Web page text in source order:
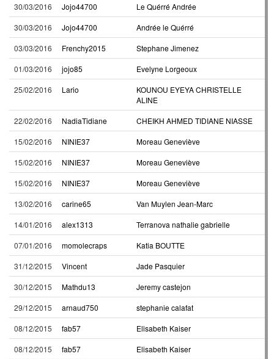
30/03/2016
Jojo44700
Le Quérré Andrée
30/03/2016
Jojo44700
Andrée le Quérré
03/03/2016
Frenchy2015
Stephane Jimenez
01/03/2016
jojo85
Evelyne Lorgeoux
25/02/2016
Lario
KOUNOU EYEYA CHRISTELLE
ALINE
22/02/2016
NadiaTidiane
CHEIKH AHMED TIDIANE NIASSE
15/02/2016
NINIE37
Moreau Geneviève
15/02/2016
NINIE37
Moreau Geneviève
15/02/2016
NINIE37
Moreau Geneviève
13/02/2016
carine65
Van Muylen Jean-Marc
14/01/2016
alex1313
Terranova nathalie gabrielle
07/01/2016
momolecraps
Katia BOUTTE
31/12/2015
Vincent
Jade Pasquier
30/12/2015
Mathdu13
Jeremy castejon
29/12/2015
arnaud750
stephanie calafat
08/12/2015
fab57
Elisabeth Kaiser
08/12/2015
fab57
Elisabeth Kaiser